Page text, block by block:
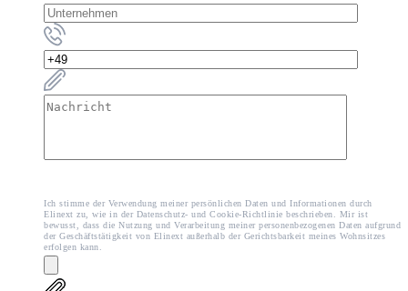
Ich stimme der Verwendung meiner persönlichen Daten und Informationen durch
Elinext zu, wie in der Datenschutz- und Cookie-Richtlinie beschrieben. Mir ist
bewusst, dass die Nutzung und Verarbeitung meiner personenbezogenen Daten aufgrund
der Geschäftstätigkeit von Elinext außerhalb der Gerichtsbarkeit meines Wohnsitzes
erfolgen kann.